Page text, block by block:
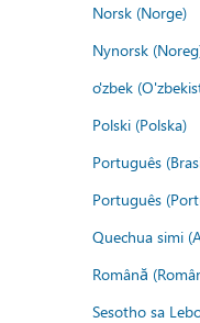
Norsk (Norge)
Nynorsk
o'zbek
Polski (Polska)
Português
Português
Quechua simi
Română
Sesotho sa